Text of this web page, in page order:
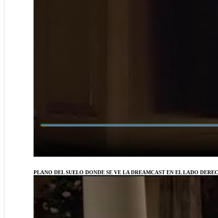
PLANO DEL SUELO DONDE SE VE LA DREAMCAST EN EL LADO